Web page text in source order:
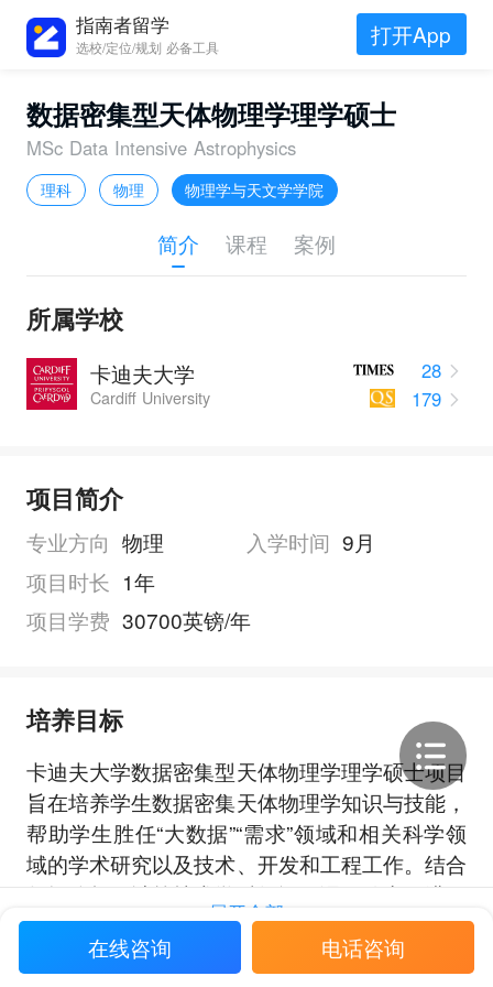
指南者留学
选校/定位/规划 必备工具 打开App
数据密集型天体物理学理学硕士
MSc Data Intensive Astrophysics
理科 物理 物理学与天文学学院
简介 课程 案例
所属学校
卡迪夫大学
Cardiff University
28
179
项目简介
专业方向 物理 入学时间 9月
项目时长 1年
项目学费 30700英镑/年
培养目标
卡迪夫大学数据密集型天体物理学理学硕士项目
旨在培养学生数据密集天体物理学知识与技能，
帮助学生胜任“大数据”“需求”领域和相关科学领
域的学术研究以及技术、开发和工程工作。结合
数据分析、计算技术学科知识，课程致力于满足
越来越多的高素质研究生的需求，培养其解决数
据密集天体物理学挑战的专业技能。据估
展开全部
在线咨询 电话咨询